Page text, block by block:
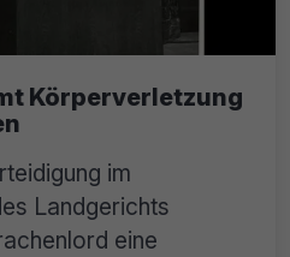
Körperverletzung
im
Landgerichts
eine